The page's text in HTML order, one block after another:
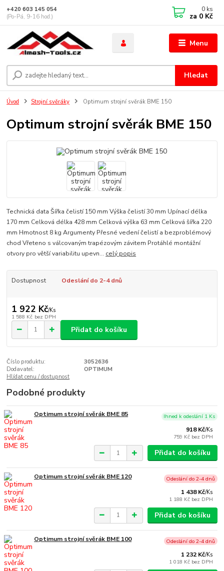
Menu
Hledat
+420 603 145 054
(Po-Pá, 9-16 hod.)
0 ks
za 0 Kč
Úvod Strojní svěráky Optimum strojní svěrák BME 150
Optimum strojní svěrák BME 150
Technická data Šířka čelistí 150 mm Výška čelistí 30 mm Upínací délka
170 mm Celková délka 428 mm Celková výška 63 mm Celková šířka 220
mm Hmotnost 8 kg Argumenty Přesné vedení čelistí a bezproblémový
chod Vřeteno s válcovaným trapézovým závitem Protáhlé montážní
otvory pro větší variabilitu upevn... celý popis
Dostupnost Odeslání do 2-4 dnů
1 922 Kč/Ks
1 588 Kč bez DPH
Přidat do košíku
Číslo produktu:
3052636
Dodavatel:
OPTIMUM
Hlídat cenu / dostupnost
Podobné produkty
Optimum strojní svěrák BME 85
918 Kč/Ks
759 Kč bez DPH
Ihned k odeslání 1 Ks
Přidat do košíku
Optimum strojní svěrák BME 120
1 438 Kč/Ks
1 188 Kč bez DPH
Odeslání do 2-4 dnů
Přidat do košíku
Optimum strojní svěrák BME 100
1 232 Kč/Ks
1 018 Kč bez DPH
Odeslání do 2-4 dnů